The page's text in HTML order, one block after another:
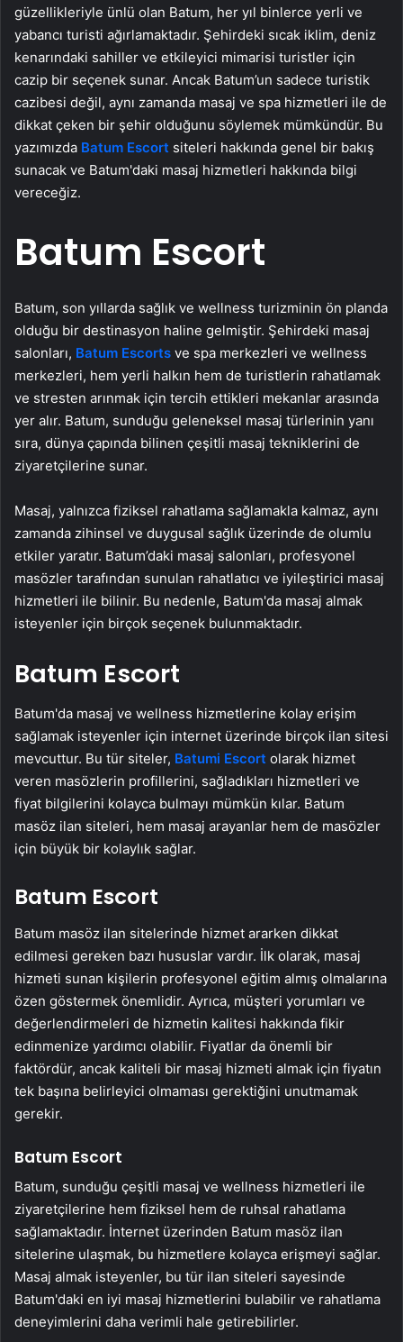
güzellikleriyle ünlü olan Batum, her yıl binlerce yerli ve
yabancı turisti ağırlamaktadır. Şehirdeki sıcak iklim, deniz
kenarındaki sahiller ve etkileyici mimarisi turistler için
cazip bir seçenek sunar. Ancak Batum’un sadece turistik
cazibesi değil, aynı zamanda masaj ve spa hizmetleri ile de
dikkat çeken bir şehir olduğunu söylemek mümkündür. Bu
yazımızda Batum Escort siteleri hakkında genel bir bakış
sunacak ve Batum'daki masaj hizmetleri hakkında bilgi
vereceğiz.
Batum Escort
Batum, son yıllarda sağlık ve wellness turizminin ön planda
olduğu bir destinasyon haline gelmiştir. Şehirdeki masaj
salonları, Batum Escorts ve spa merkezleri ve wellness
merkezleri, hem yerli halkın hem de turistlerin rahatlamak
ve stresten arınmak için tercih ettikleri mekanlar arasında
yer alır. Batum, sunduğu geleneksel masaj türlerinin yanı
sıra, dünya çapında bilinen çeşitli masaj tekniklerini de
ziyaretçilerine sunar.
Masaj, yalnızca fiziksel rahatlama sağlamakla kalmaz, aynı
zamanda zihinsel ve duygusal sağlık üzerinde de olumlu
etkiler yaratır. Batum’daki masaj salonları, profesyonel
masözler tarafından sunulan rahatlatıcı ve iyileştirici masaj
hizmetleri ile bilinir. Bu nedenle, Batum'da masaj almak
isteyenler için birçok seçenek bulunmaktadır.
Batum Escort
Batum'da masaj ve wellness hizmetlerine kolay erişim
sağlamak isteyenler için internet üzerinde birçok ilan sitesi
mevcuttur. Bu tür siteler, Batumi Escort olarak hizmet
veren masözlerin profillerini, sağladıkları hizmetleri ve
fiyat bilgilerini kolayca bulmayı mümkün kılar. Batum
masöz ilan siteleri, hem masaj arayanlar hem de masözler
için büyük bir kolaylık sağlar.
Batum Escort
Batum masöz ilan sitelerinde hizmet ararken dikkat
edilmesi gereken bazı hususlar vardır. İlk olarak, masaj
hizmeti sunan kişilerin profesyonel eğitim almış olmalarına
özen göstermek önemlidir. Ayrıca, müşteri yorumları ve
değerlendirmeleri de hizmetin kalitesi hakkında fikir
edinmenize yardımcı olabilir. Fiyatlar da önemli bir
faktördür, ancak kaliteli bir masaj hizmeti almak için fiyatın
tek başına belirleyici olmaması gerektiğini unutmamak
gerekir.
Batum Escort
Batum, sunduğu çeşitli masaj ve wellness hizmetleri ile
ziyaretçilerine hem fiziksel hem de ruhsal rahatlama
sağlamaktadır. İnternet üzerinden Batum masöz ilan
sitelerine ulaşmak, bu hizmetlere kolayca erişmeyi sağlar.
Masaj almak isteyenler, bu tür ilan siteleri sayesinde
Batum'daki en iyi masaj hizmetlerini bulabilir ve rahatlama
deneyimlerini daha verimli hale getirebilirler.